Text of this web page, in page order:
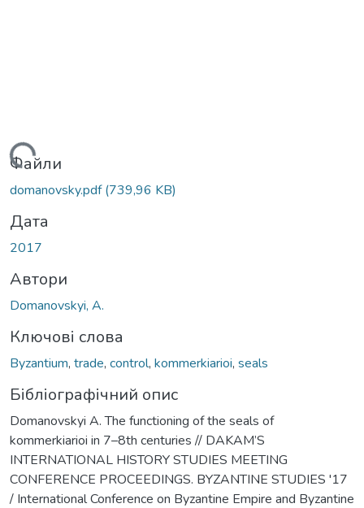
Вантажиться...
Файли
domanovsky.pdf(739,96 KB)
Дата
2017
Автори
Domanovskyi, A.
Ключові слова
Byzantium, trade, control, kommerkiarioi, seals
Бібліографічний опис
Domanovskyi A. The functioning of the seals of
kommerkiarioi in 7–8th centuries // DAKAM’S
INTERNATIONAL HISTORY STUDIES MEETING
CONFERENCE PROCEEDINGS. BYZANTINE STUDIES '17
/ International Conference on Byzantine Empire and Byzantine